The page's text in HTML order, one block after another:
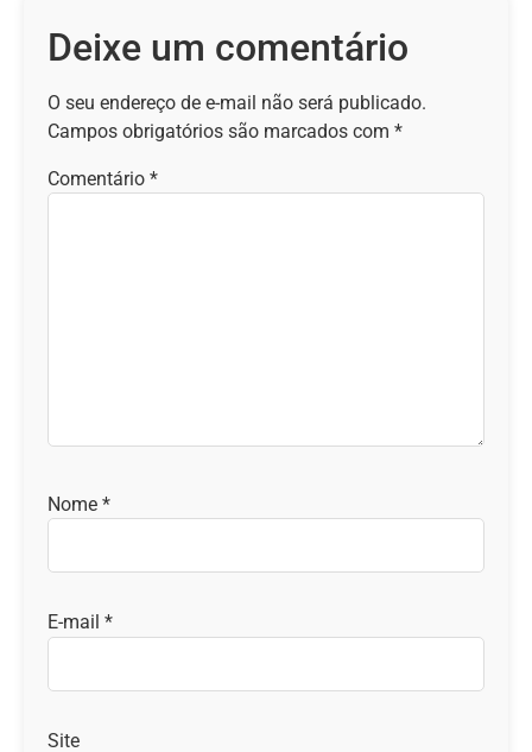
Deixe um comentário
O seu endereço de e-mail não será publicado.
Campos obrigatórios são marcados com *
Comentário *
Nome *
E-mail *
Site